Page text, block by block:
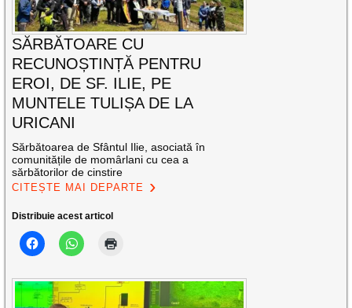
SĂRBĂTOARE CU
RECUNOȘTINȚĂ PENTRU
EROI, DE SF. ILIE, PE
MUNTELE TULIȘA DE LA
URICANI
Sărbătoarea de Sfântul Ilie, asociată în
comunitățile de momârlani cu cea a
sărbătorilor de cinstire
CITEȘTE MAI DEPARTE
Distribuie acest articol